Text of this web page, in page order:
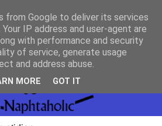
from Google to deliver its services
IP address and user-agent are
with performance and security
of service, generate usage
and address abuse.
MORE GOT IT